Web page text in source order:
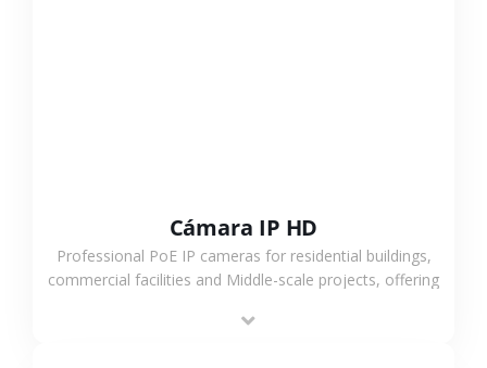
Cámara IP HD
Professional PoE IP cameras for residential buildings,
commercial facilities and Middle-scale projects, offering
support.